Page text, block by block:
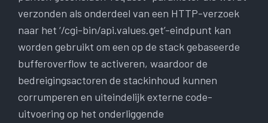
verzonden als onderdeel van een HTTP-verzoek
naar het ‘/cgi-bin/api.values.get’-eindpunt kan
worden gebruikt om een ​​op de stack gebaseerde
bufferoverflow te activeren, waardoor de
bedreigingsactoren de stackinhoud kunnen
corrumperen en uiteindelijk externe code-
uitvoering op het onderliggende